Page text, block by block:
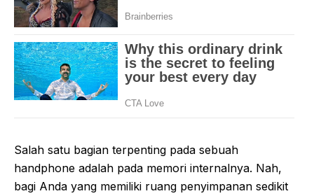
Salah satu bagian terpenting pada sebuah
handphone adalah pada memori internalnya. Nah,
bagi Anda yang memiliki ruang penyimpanan sedikit